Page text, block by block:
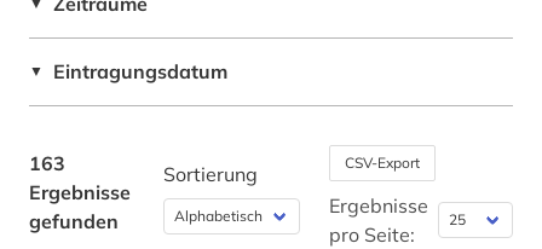
berber (1)
bezeichnung (1)
bibliographie (5)
Berlin (1)
Brandenburg (1)
Byzantinisches Reich (2)
▼ Eintragungsdatum
163
Ergebnisse
gefunden
Sortierung CSV-Export
Ergebnisse
pro Seite: